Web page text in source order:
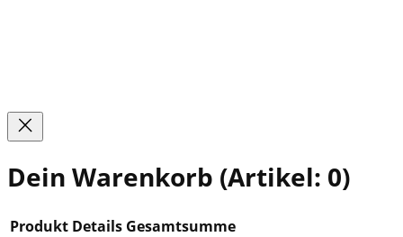
Dein Warenkorb (Artikel: 0)
Produkt Details Gesamtsumme